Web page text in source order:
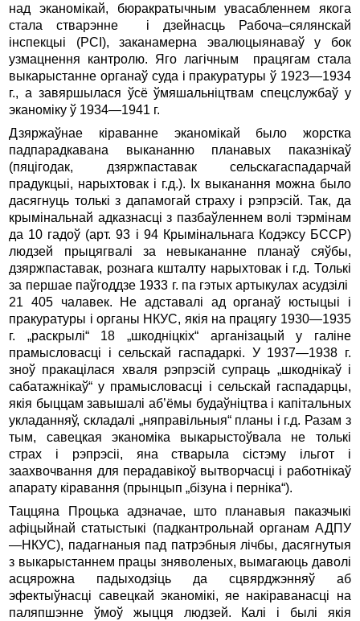
над эканомікай, бюракратычным увасабленнем якога
стала стварэнне і дзейнасць Рабоча–сялянскай
інспекцыі (РСІ), заканамерна эвалюцыянаваў у бок
узмацнення кантролю. Яго лагічным працягам стала
выкарыстанне органаў суда і пракуратуры ў 1923—1934
г., а завяршылася ўсё ўмяшальніцтвам спецслужбаў у
эканоміку ў 1934—1941 г.
Дзяржаўнае кіраванне эканомікай было жорстка
падпарадкавана выкананню планавых паказнікаў
(пяцігодак, дзярж­па­ставак сельскагаспадарчай
прадукцыі, нарыхтовак і г.д.). Іх выканання можна было
дасягнуць толькі з дапамогай страху і рэ­прэсій. Так, да
крымінальнай адказнасці з пазбаўленнем волі тэрмінам
да 10 гадоў (арт. 93 і 94 Крымінальнага Кодэксу БССР)
людзей прыцягвалі за невыкананне планаў сяўбы,
дзярж­паставак, рознага кшталту нарыхтовак і г.д. Толькі
за першае паўгоддзе 1933 г. па гэтых артыкулах асудзілі
21 405 чалавек. Не адставалі ад органаў юстыцыі і
пракуратуры і органы НКУС, якія на працягу 1930—1935
г. „раскрылі“ 18 „шкодніцкіх“ арганізацый у галіне
прамысловасці і сельскай гаспадаркі. У 1937—1938 г.
зноў пракацілася хваля рэпрэсій супраць „шкоднікаў і
сабатажнікаў“ у прамысловасці і сельскай гаспадарцы,
якія быццам завышалі аб’ёмы будаўніцтва і капітальных
укладанняў, складалі „ня­правіль­ныя“ планы і г.д. Разам з
тым, савецкая эканоміка выкарыстоўвала не толькі
страх і рэпрэсіі, яна стварыла сістэму ільгот і
заахвочвання для перадавікоў вытворчасці і работнікаў
апарату кіравання (прынцып „бізуна і перніка“).
Таццяна Процька адзначае, што планавыя паказчыкі
афіцыйнай статыстыкі (падкантрольнай органам АДПУ
—НКУС), падагнаныя пад патрэбныя лічбы, дасягнутыя
з выкарыстаннем працы зняволеных, вымагаюць даволі
асцярожна падыходзіць да сцвярджэнняў аб
эфектыўнасці савецкай эканомікі, яе накіраванасці на
паляпшэнне ўмоў жыцця людзей. Калі і былі якія